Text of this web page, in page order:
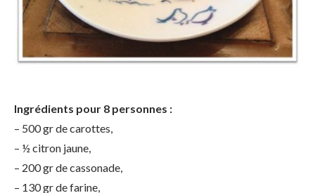
Ingrédients pour 8 personnes :
– 500 gr de carottes,
– ½ citron jaune,
– 200 gr de cassonade,
– 130 gr de farine,